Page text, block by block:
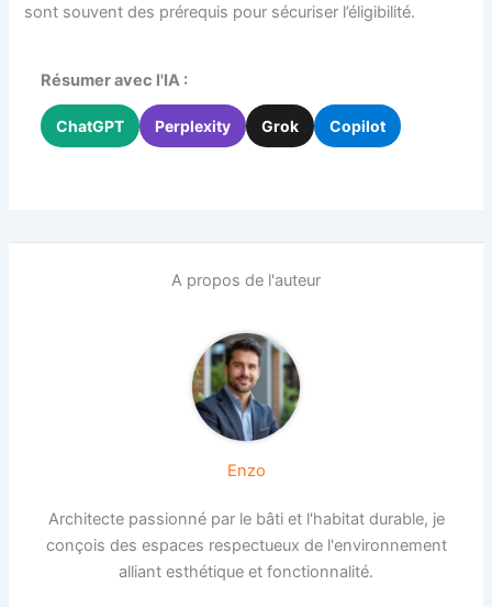
sont souvent des prérequis pour sécuriser l’éligibilité.
Résumer avec l'IA :
ChatGPT Perplexity Grok Copilot
A propos de l'auteur
Enzo
Architecte passionné par le bâti et l'habitat durable, je
conçois des espaces respectueux de l'environnement
alliant esthétique et fonctionnalité.